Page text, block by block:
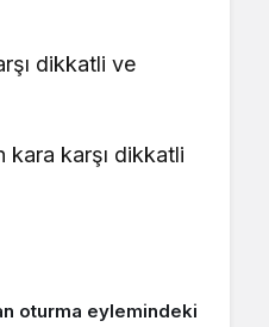
dikkatli ve
kara karşı dikkatli
oturma eylemindeki